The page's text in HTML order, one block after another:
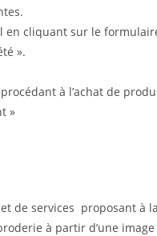
cliquant sur le
».
à l’achat de
»
de services proposant à
à partir d’une